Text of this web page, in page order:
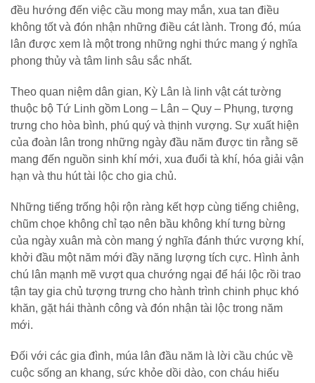
đều hướng đến việc cầu mong may mắn, xua tan điều
không tốt và đón nhận những điều cát lành. Trong đó, múa
lân được xem là một trong những nghi thức mang ý nghĩa
phong thủy và tâm linh sâu sắc nhất.
Theo quan niệm dân gian, Kỳ Lân là linh vật cát tường
thuộc bộ Tứ Linh gồm Long – Lân – Quy – Phụng, tượng
trưng cho hòa bình, phú quý và thịnh vượng. Sự xuất hiện
của đoàn lân trong những ngày đầu năm được tin rằng sẽ
mang đến nguồn sinh khí mới, xua đuổi tà khí, hóa giải vận
hạn và thu hút tài lộc cho gia chủ.
Những tiếng trống hội rộn ràng kết hợp cùng tiếng chiêng,
chũm chọe không chỉ tạo nên bầu không khí tưng bừng
của ngày xuân mà còn mang ý nghĩa đánh thức vượng khí,
khởi đầu một năm mới đầy năng lượng tích cực. Hình ảnh
chú lân mạnh mẽ vượt qua chướng ngại để hái lộc rồi trao
tận tay gia chủ tượng trưng cho hành trình chinh phục khó
khăn, gặt hái thành công và đón nhận tài lộc trong năm
mới.
Đối với các gia đình, múa lân đầu năm là lời cầu chúc về
cuộc sống an khang, sức khỏe dồi dào, con cháu hiếu